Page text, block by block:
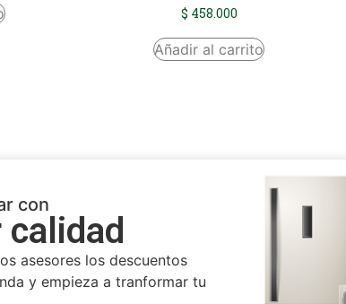
$ 458.000
Añadir al carrito
con
asesores los descuentos
y empieza a tranformar tu